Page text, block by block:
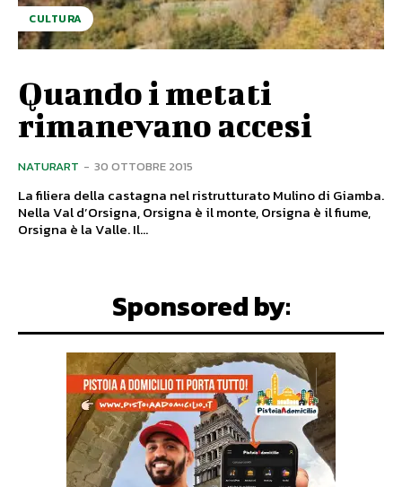
CULTURA
Quando i metati
rimanevano accesi
NATURART - 30 OTTOBRE 2015
La filiera della castagna nel ristrutturato Mulino di Giamba.
Nella Val d’Orsigna, Orsigna è il monte, Orsigna è il fiume,
Orsigna è la Valle. Il...
Sponsored by: